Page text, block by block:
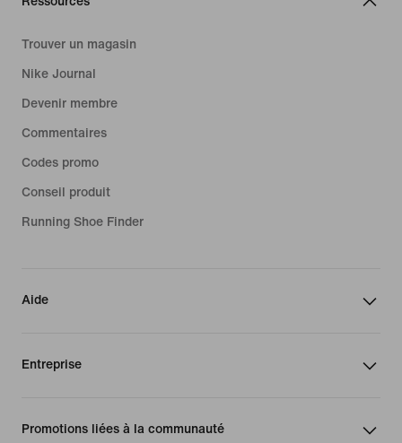
Trouver un magasin
Nike Journal
Devenir membre
Commentaires
Codes promo
Conseil produit
Running Shoe Finder
Aide
Entreprise
Promotions liées à la communauté